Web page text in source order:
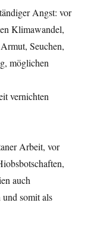
Angst: vor
Klimawandel,
Seuchen,
möglichen
vernichten
Arbeit, vor
auch
somit als